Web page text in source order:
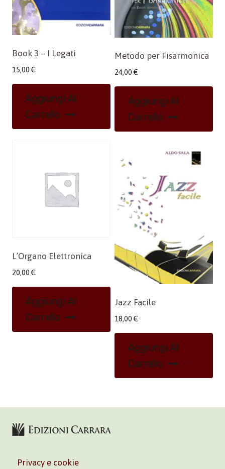
Book 3 – I Legati
15,00 €
Aggiungi Al
Carrello
Metodo per Fisarmonica
24,00 €
Aggiungi Al
Carrello
L’Organo Elettronica
20,00 €
Aggiungi Al
Carrello
Jazz Facile
18,00 €
Aggiungi Al
Carrello
Privacy e cookie